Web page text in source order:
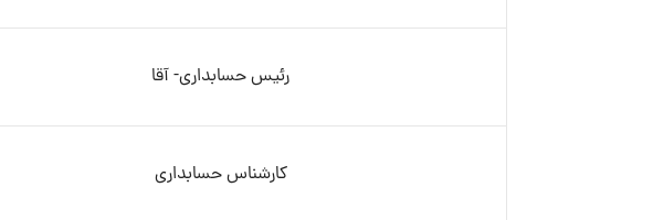
رئیس حسابداری- آقا
کارشناس حسابداری